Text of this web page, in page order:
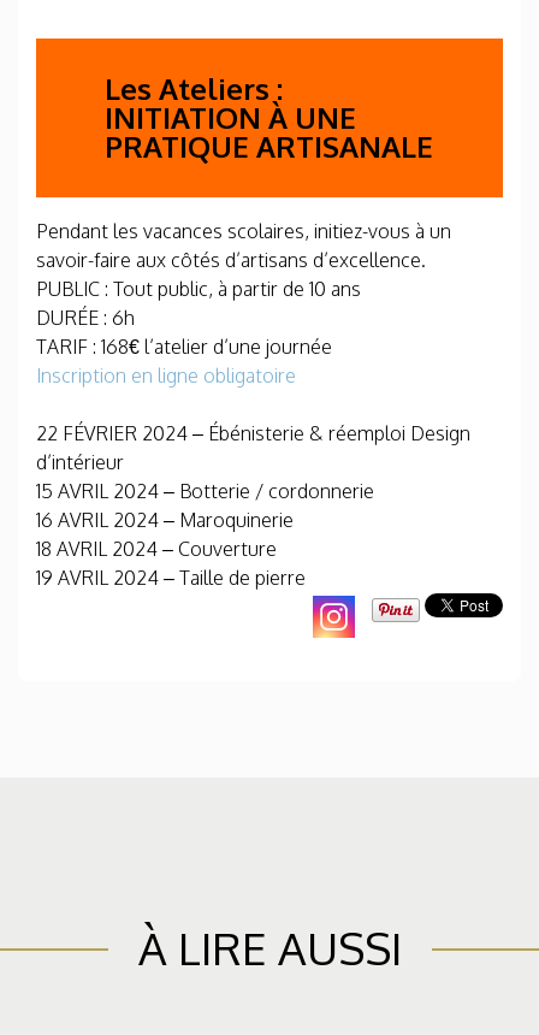
Les Ateliers :
INITIATION À UNE
PRATIQUE ARTISANALE
Pendant les vacances scolaires, initiez-vous à un
savoir-faire aux côtés d’artisans d’excellence.
PUBLIC : Tout public, à partir de 10 ans
DURÉE : 6h
TARIF : 168€ l’atelier d’une journée
Inscription en ligne obligatoire
22 FÉVRIER 2024 – Ébénisterie & réemploi Design
d’intérieur
15 AVRIL 2024 – Botterie / cordonnerie
16 AVRIL 2024 – Maroquinerie
18 AVRIL 2024 – Couverture
19 AVRIL 2024 – Taille de pierre
À LIRE AUSSI